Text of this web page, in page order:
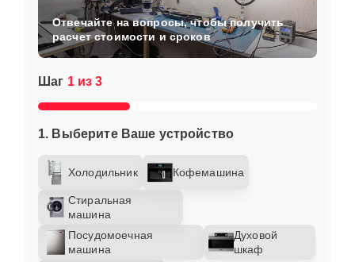
Шаг 1 из 3
1. Выберите Ваше устройство
Холодильник Кофемашина
Стиральная
машина
Посудомоечная
машина
Духовой
шкаф
Отвечайте на вопросы, чтобы получить
расчет стоимости и сроков